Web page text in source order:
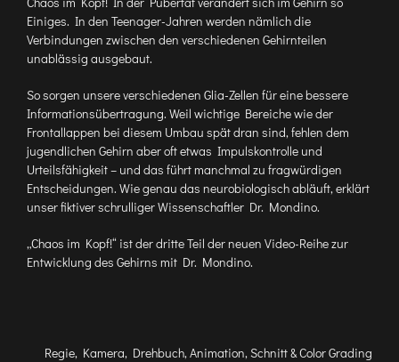
Einiges. In den Teenager-Jahren werden nämlich die
Verbindungen zwischen den verschiedenen Gehirnteilen
unablässig ausgebaut.
So sorgen unsere verschiedenen Glia-Zellen für eine bessere
Informationsübertragung. Weil wichtige Bereiche wie der
Frontallappen bei diesem Umbau spät dran sind, fehlen dem
jugendlichen Gehirn aber oft etwas Impulskontrolle und
Urteilsfähigkeit – und das führt manchmal zu fragwürdigen
Entscheidungen. Wie genau das neurobiologisch abläuft, erklärt
unser fiktiver schrulliger Wissenschaftler Dr. Mondino.
„Chaos im Kopf!“ ist der dritte Teil der neuen Video-Reihe zur
Entwicklung des Gehirns mit Dr. Mondino.
Regie, Kamera, Drehbuch, Animation, Schnitt & Color Grading